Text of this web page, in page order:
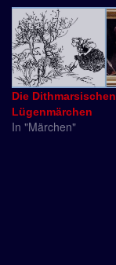
Die Dithmarsischen
Lügenmärchen
In "Märchen"